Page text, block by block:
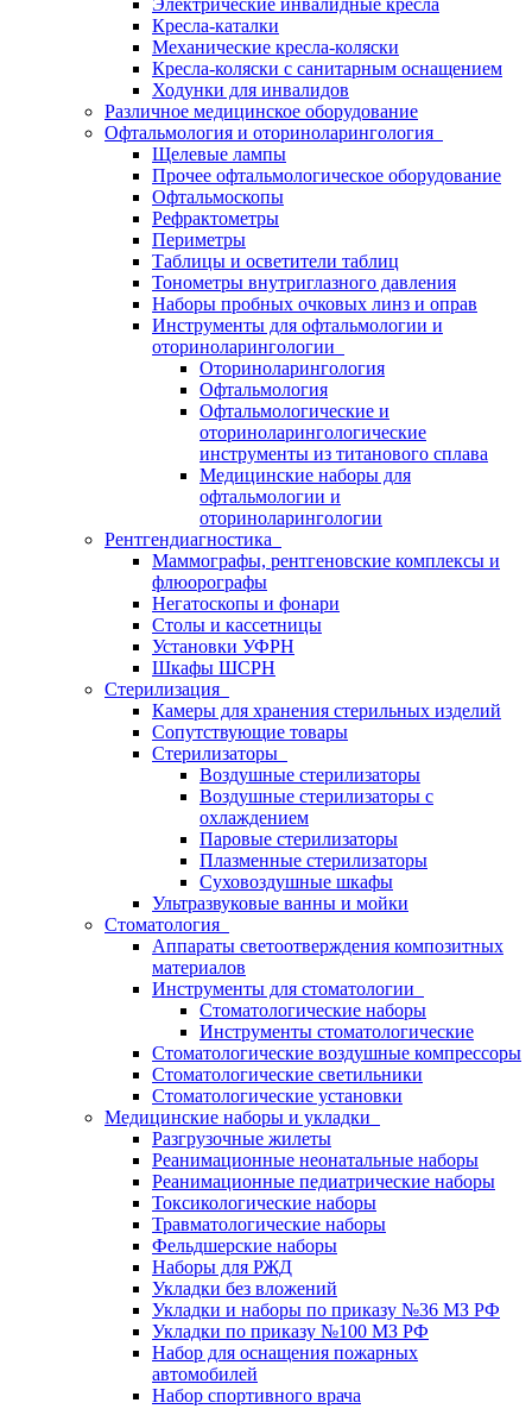
Электрические инвалидные кресла
Кресла-каталки
Механические кресла-коляски
Кресла-коляски с санитарным оснащением
Ходунки для инвалидов
Различное медицинское оборудование
Офтальмология и оториноларингология
Щелевые лампы
Прочее офтальмологическое оборудование
Офтальмоскопы
Рефрактометры
Периметры
Таблицы и осветители таблиц
Тонометры внутриглазного давления
Наборы пробных очковых линз и оправ
Инструменты для офтальмологии и
оториноларингологии
Оториноларингология
Офтальмология
Офтальмологические и
оториноларингологические
инструменты из титанового сплава
Медицинские наборы для
офтальмологии и
оториноларингологии
Рентгендиагностика
Маммографы, рентгеновские комплексы и
флюорографы
Негатоскопы и фонари
Столы и кассетницы
Установки УФРН
Шкафы ШСРН
Стерилизация
Камеры для хранения стерильных изделий
Сопутствующие товары
Стерилизаторы
Воздушные стерилизаторы
Воздушные стерилизаторы с
охлаждением
Паровые стерилизаторы
Плазменные стерилизаторы
Суховоздушные шкафы
Ультразвуковые ванны и мойки
Стоматология
Аппараты светоотверждения композитных
материалов
Инструменты для стоматологии
Стоматологические наборы
Инструменты стоматологические
Стоматологические воздушные компрессоры
Стоматологические светильники
Стоматологические установки
Медицинские наборы и укладки
Разгрузочные жилеты
Реанимационные неонатальные наборы
Реанимационные педиатрические наборы
Токсикологические наборы
Травматологические наборы
Фельдшерские наборы
Наборы для РЖД
Укладки без вложений
Укладки и наборы по приказу №36 МЗ РФ
Укладки по приказу №100 МЗ РФ
Набор для оснащения пожарных
автомобилей
Набор спортивного врача